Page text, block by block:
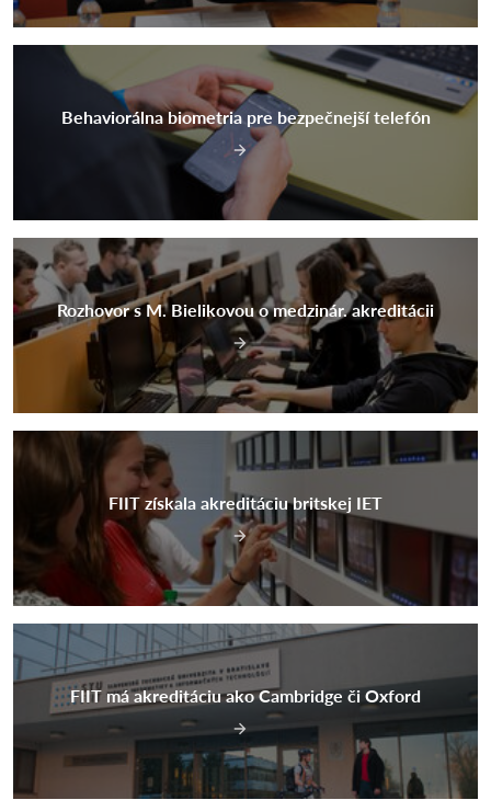
Behaviorálna biometria pre bezpečnejší telefón
Rozhovor s M. Bielikovou o medzinár. akreditácii
FIIT získala akreditáciu britskej IET
FIIT má akreditáciu ako Cambridge či Oxford